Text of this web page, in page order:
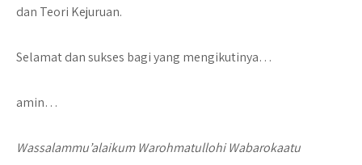
dan Teori Kejuruan.
Selamat dan sukses bagi yang mengikutinya…
amin…
Wassalammu’alaikum Warohmatullohi Wabarokaatu